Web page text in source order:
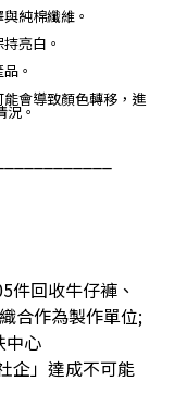
純棉纖維。
亮白。
。
會導致顏色轉移，進
。
件回收牛仔褲、
合作為製作單位;
中心
企」達成不可能